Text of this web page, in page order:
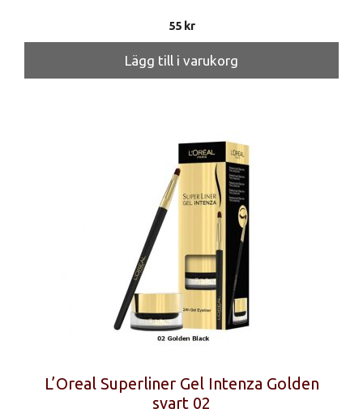
55 kr
Lägg till i varukorg
L’Oreal Superliner Gel Intenza Golden
svart 02